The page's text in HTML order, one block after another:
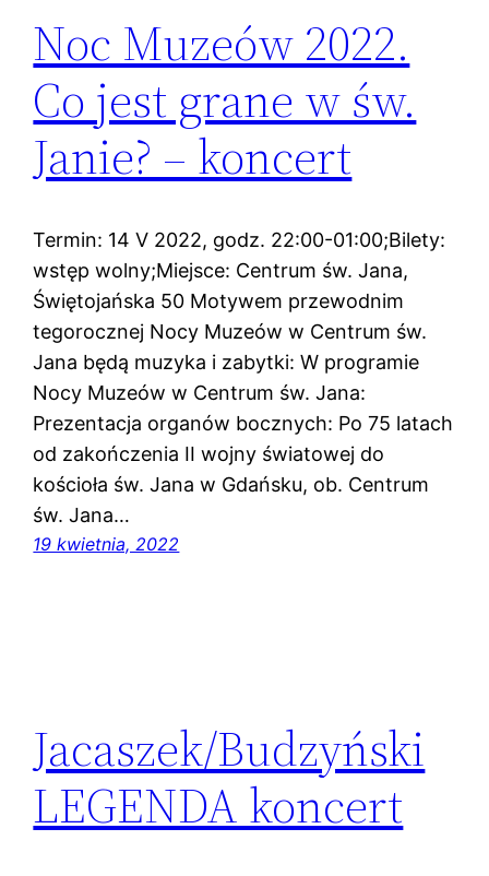
Noc Muzeów 2022.
Co jest grane w św.
Janie? – koncert
Termin: 14 V 2022, godz. 22:00-01:00;Bilety:
wstęp wolny;Miejsce: Centrum św. Jana,
Świętojańska 50 Motywem przewodnim
tegorocznej Nocy Muzeów w Centrum św.
Jana będą muzyka i zabytki: W programie
Nocy Muzeów w Centrum św. Jana:
Prezentacja organów bocznych: Po 75 latach
od zakończenia II wojny światowej do
kościoła św. Jana w Gdańsku, ob. Centrum
św. Jana…
19 kwietnia, 2022
Jacaszek/Budzyński
LEGENDA koncert